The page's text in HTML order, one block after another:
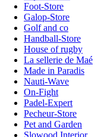
Foot-Store
Galop-Store
Golf and co
Handball-Store
House of rugby
La sellerie de Maé
Made in Paradis
Nauti-Wave
On-Fight
Padel-Expert
Pecheur-Store
Pet and Garden
Slowood Interior